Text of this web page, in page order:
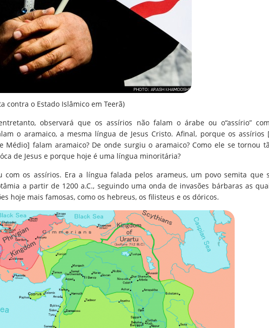
contra o Estado Islâmico em Teerã)
observará que os assírios não falam o árabe ou o“assírio”
o aramaico, a mesma língua de Jesus Cristo. Afinal, porque os assírios
Médio] falam aramaico? De onde surgiu o aramaico? Como ele se tornou
de Jesus e porque hoje é uma língua minoritária?
com os assírios. Era a língua falada pelos arameus, um povo semita que
a partir de 1200 a.C., seguindo uma onda de invasões bárbaras as
hoje mais famosas, como os hebreus, os filisteus e os dóricos.